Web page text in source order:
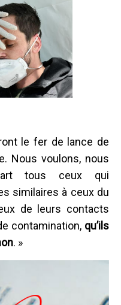
le fer de lance de
Nous voulons, nous
tous ceux qui
similaires à ceux du
de leurs contacts
contamination, qu’ils
. »